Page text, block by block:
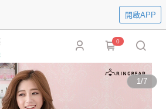
開啟APP
0
1/7